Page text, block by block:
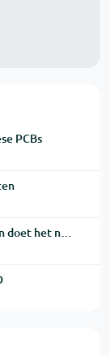
PCBs
Bosch magnetron CMG636B - 2 De oven doet het niet goed.